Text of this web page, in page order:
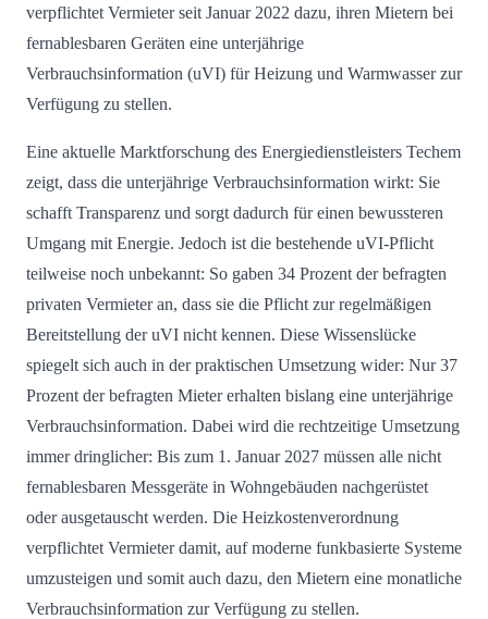
verpflichtet Vermieter seit Januar 2022 dazu, ihren Mietern bei
fernablesbaren Geräten eine unterjährige
Verbrauchsinformation (uVI) für Heizung und Warmwasser zur
Verfügung zu stellen.
Eine aktuelle Marktforschung des Energiedienstleisters Techem
zeigt, dass die unterjährige Verbrauchsinformation wirkt: Sie
schafft Transparenz und sorgt dadurch für einen bewussteren
Umgang mit Energie. Jedoch ist die bestehende uVI-Pflicht
teilweise noch unbekannt: So gaben 34 Prozent der befragten
privaten Vermieter an, dass sie die Pflicht zur regelmäßigen
Bereitstellung der uVI nicht kennen. Diese Wissenslücke
spiegelt sich auch in der praktischen Umsetzung wider: Nur 37
Prozent der befragten Mieter erhalten bislang eine unterjährige
Verbrauchsinformation. Dabei wird die rechtzeitige Umsetzung
immer dringlicher: Bis zum 1. Januar 2027 müssen alle nicht
fernablesbaren Messgeräte in Wohngebäuden nachgerüstet
oder ausgetauscht werden. Die Heizkostenverordnung
verpflichtet Vermieter damit, auf moderne funkbasierte Systeme
umzusteigen und somit auch dazu, den Mietern eine monatliche
Verbrauchsinformation zur Verfügung zu stellen.